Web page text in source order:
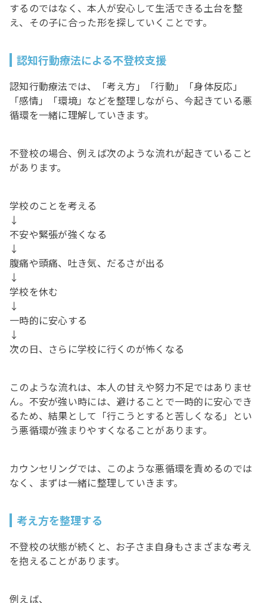
するのではなく、本人が安心して生活できる土台を整
え、その子に合った形を探していくことです。
認知行動療法による不登校支援
認知行動療法では、「考え方」「行動」「身体反応」
「感情」「環境」などを整理しながら、今起きている悪
循環を一緒に理解していきます。
不登校の場合、例えば次のような流れが起きていること
があります。
学校のことを考える
↓
不安や緊張が強くなる
↓
腹痛や頭痛、吐き気、だるさが出る
↓
学校を休む
↓
一時的に安心する
↓
次の日、さらに学校に行くのが怖くなる
このような流れは、本人の甘えや努力不足ではありませ
ん。不安が強い時には、避けることで一時的に安心でき
るため、結果として「行こうとすると苦しくなる」とい
う悪循環が強まりやすくなることがあります。
カウンセリングでは、このような悪循環を責めるのでは
なく、まずは一緒に整理していきます。
考え方を整理する
不登校の状態が続くと、お子さま自身もさまざまな考え
を抱えることがあります。
例えば、